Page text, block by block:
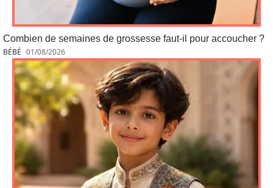
Combien de semaines de grossesse faut-il pour accoucher ?
BÉBÉ 01/08/2026